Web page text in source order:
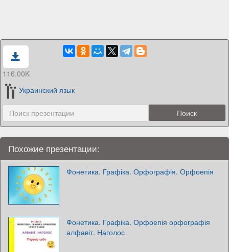
116.00K
Украинский язык
Похожие презентации:
Фонетика. Графіка. Орфографія. Орфоепія
Фонетика. Графіка. Орфоепія орфографія
алфавіт. Наголос